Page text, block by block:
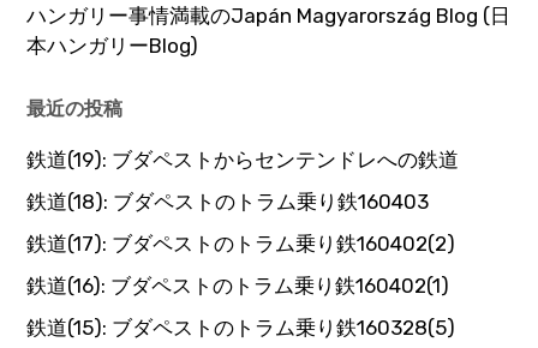
ハンガリー事情満載のJapán Magyarország Blog (日
本ハンガリーBlog)
最近の投稿
鉄道(19): ブダペストからセンテンドレへの鉄道
鉄道(18): ブダペストのトラム乗り鉄160403
鉄道(17): ブダペストのトラム乗り鉄160402(2)
鉄道(16): ブダペストのトラム乗り鉄160402(1)
鉄道(15): ブダペストのトラム乗り鉄160328(5)